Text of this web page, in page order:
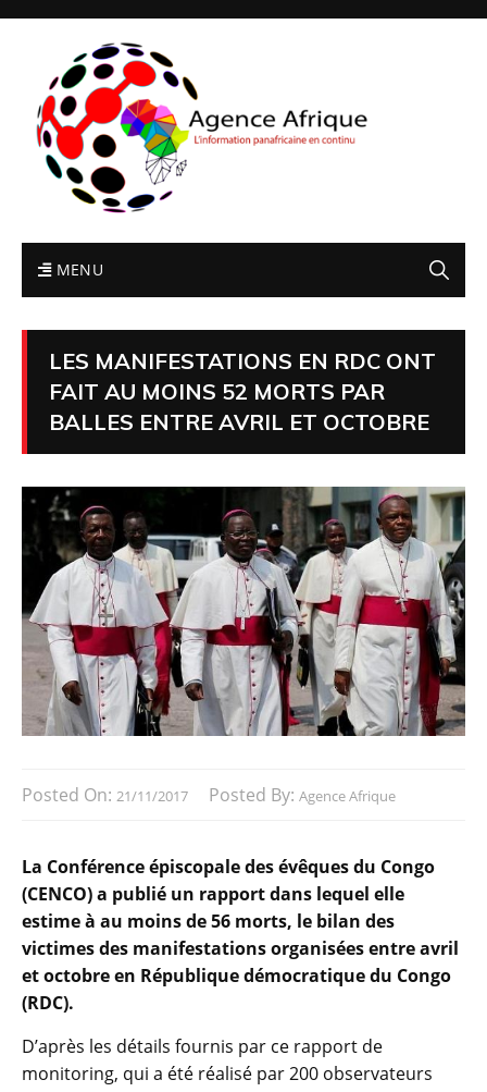
MENU
LES MANIFESTATIONS EN RDC ONT
FAIT AU MOINS 52 MORTS PAR
BALLES ENTRE AVRIL ET OCTOBRE
Posted On: 21/11/2017 Posted By: Agence Afrique
La Conférence épiscopale des évêques du Congo
(CENCO) a publié un rapport dans lequel elle
estime à au moins de 56 morts, le bilan des
victimes des manifestations organisées entre avril
et octobre en République démocratique du Congo
(RDC).
D’après les détails fournis par ce rapport de
monitoring, qui a été réalisé par 200 observateurs